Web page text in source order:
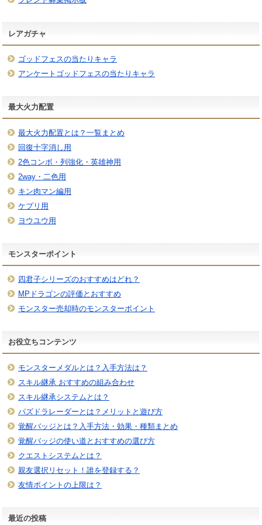
レアガチャ
ゴッドフェスの当たりキャラ
アンケートゴッドフェスの当たりキャラ
最大火力配置
最大火力配置とは？一覧まとめ
回復十字消し用
2色コンボ・列強化・英雄神用
2way・二色用
キン肉マン編用
ケプリ用
ヨウユウ用
モンスターポイント
四君子シリーズのおすすめはどれ？
MPドラゴンの評価とおすすめ
モンスター売却時のモンスターポイント
お役立ちコンテンツ
モンスターメダルとは？入手方法は？
スキル継承 おすすめの組み合わせ
スキル継承システムとは？
パズドラレーダーとは？メリットと遊び方
覚醒バッジとは？入手方法・効果・種類まとめ
覚醒バッジの使い道とおすすめの選び方
クエストシステムとは？
親友選択リセット！誰を登録する？
友情ポイントの上限は？
最近の投稿